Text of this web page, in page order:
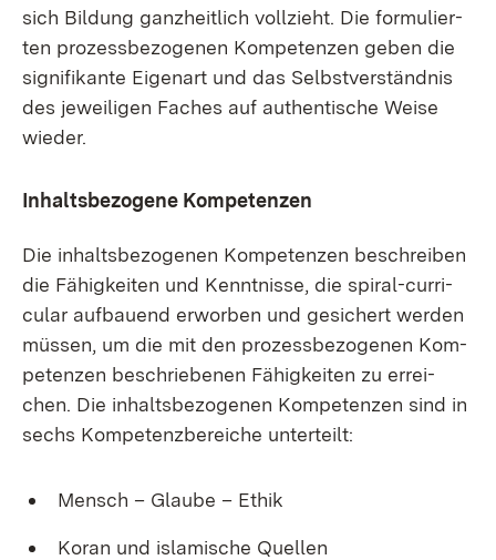
sich Bil­dung ganz­heit­lich voll­zieht. Die for­mu­lier­
ten pro­zess­be­zo­ge­nen Kom­pe­ten­zen ge­ben die
si­gni­fi­kan­te Ei­gen­art und das Selbst­ver­ständ­nis
des je­wei­li­gen Fa­ches auf au­then­ti­sche Wei­se
wie­der.
In­halts­be­zo­ge­ne Kom­pe­ten­zen
Die in­halts­be­zo­ge­nen Kom­pe­ten­zen be­schrei­ben
die Fä­hig­kei­ten und Kennt­nis­se, die spi­ral-cur­ri­
cu­lar auf­bau­end er­wor­ben und ge­si­chert wer­den
müs­sen, um die mit den pro­zess­be­zo­ge­nen Kom­
pe­ten­zen be­schrie­be­nen Fä­hig­kei­ten zu er­rei­
chen. Die in­halts­be­zo­ge­nen Kom­pe­ten­zen sind in
sechs Kom­pe­tenz­be­rei­che un­ter­teilt:
Mensch – Glau­be – Ethik
Ko­ran und is­la­mi­sche Quel­len